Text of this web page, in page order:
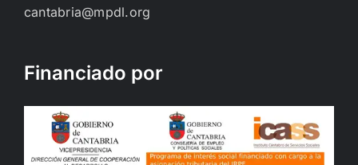
cantabria@mpdl.org
Financiado por